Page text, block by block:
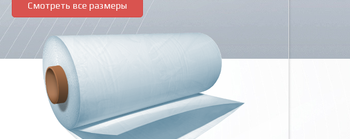
Смотреть все размеры